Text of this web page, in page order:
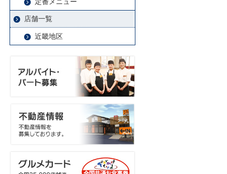
店舗一覧
近畿地区